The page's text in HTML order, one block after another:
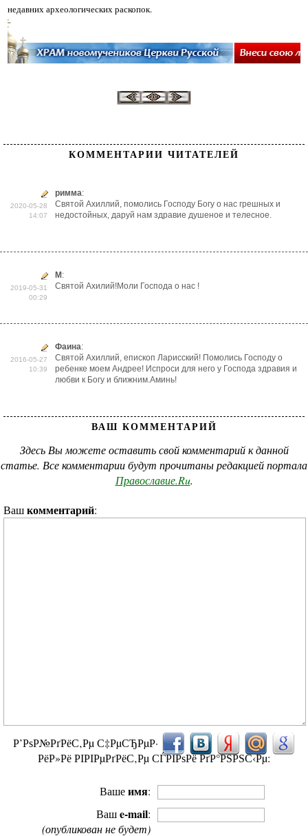
недавних археологических раскопок.
КОММЕНТАРИИ ЧИТАТЕЛЕЙ
2020-05-28
14:07
римма:
Святой Ахиллий, помолись Господу Богу о нас грешных и
недостойных, даруй нам здравие душеное и телесное.
2019-05-31
00:29
М :
Святой Ахилий!Моли Господа о нас !
2016-05-27
10:39
Фаина:
Святой Ахиллий, епископ Ларисский! Помолись Господу о
ребенке моем Андрее! Испроси для него у Господа здравия и
любви к Богу и ближним.Аминь!
ВАШ КОММЕНТАРИЙ
Здесь Вы можете оставить свой комментарий к данной
статье. Все комментарии будут прочитаны редакцией портала
Православие.Ru.
Вашкомментарий:
Р’РѕР№РґРёС‚Рµ С‡РµСЂРµР·
РёР»Рё РІРІРµРґРёС‚Рµ СЃРІРѕРё РґР°РЅРЅС‹Рµ:
Вашеимя:
Вашe-mail:
(опубликован не будет)